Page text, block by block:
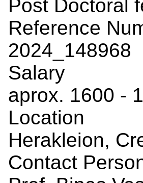
Post Doctoral
Reference
2024_148968
Salary
aprox. 1600 -
Location
Herakleion,
Contact